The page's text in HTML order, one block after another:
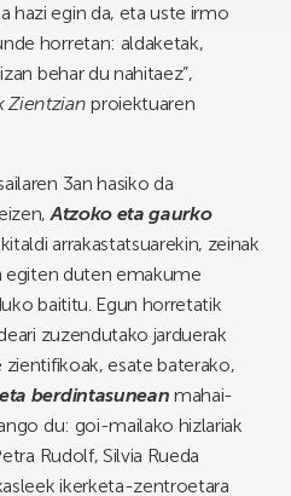
hazi egin da, eta uste irmo
horretan: aldaketak,
behar du nahitaez”,
Zientzian proiektuaren
3an hasiko da
Atzoko eta gaurko
arrakastatsuarekin, zeinak
egiten duten emakume
baititu. Egun horretatik
zuzendutako jarduerak
esate baterako,
berdintasuneanmahai-
du: goi-mailako hizlariak
Rudolf, Silvia Rueda
ikerketa-zentroetara